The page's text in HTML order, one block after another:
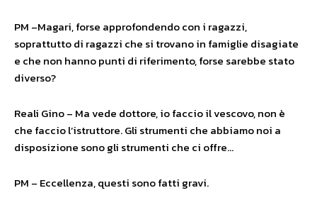
PM –Magari, forse approfondendo con i ragazzi,
soprattutto di ragazzi che si trovano in famiglie disagiate
e che non hanno punti di riferimento, forse sarebbe stato
diverso?
Reali Gino – Ma vede dottore, io faccio il vescovo, non è
che faccio l’istruttore. Gli strumenti che abbiamo noi a
disposizione sono gli strumenti che ci offre…
PM – Eccellenza, questi sono fatti gravi.